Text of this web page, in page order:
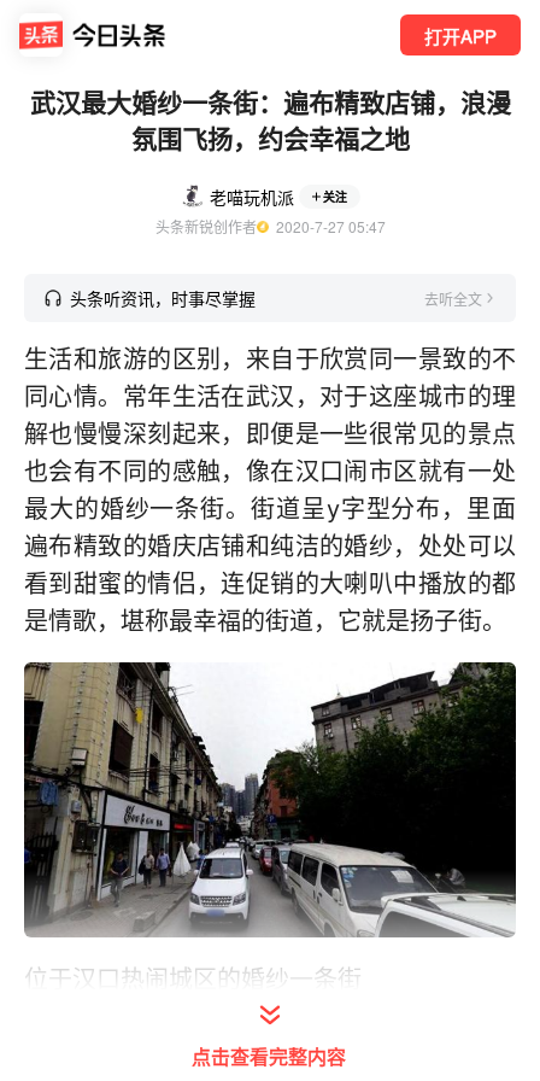
打开APP
武汉最大婚纱一条街：遍布精致店铺，浪漫
氛围飞扬，约会幸福之地
老喵玩机派 关注
头条新锐创作者
  2020-7-27 05:47
头条听资讯，时事尽掌握 去听全文
生活和旅游的区别，来自于欣赏同一景致的不
同心情。常年生活在武汉，对于这座城市的理
解也慢慢深刻起来，即便是一些很常见的景点
也会有不同的感触，像在汉口闹市区就有一处
最大的婚纱一条街。街道呈y字型分布，里面
遍布精致的婚庆店铺和纯洁的婚纱，处处可以
看到甜蜜的情侣，连促销的大喇叭中播放的都
是情歌，堪称最幸福的街道，它就是扬子街。
位于汉口热闹城区的婚纱一条街
扬子街位于汉口热闹城区，核心商圈江汉路附
点击查看完整内容